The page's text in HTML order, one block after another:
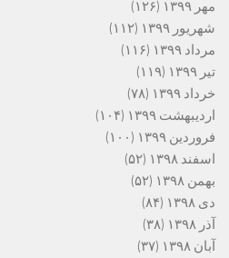
مهر ۱۳۹۹
(۱۲۶)
شهریور ۱۳۹۹
(۱۱۲)
مرداد ۱۳۹۹
(۱۱۶)
تیر ۱۳۹۹
(۱۱۹)
خرداد ۱۳۹۹
(۷۸)
اردیبهشت ۱۳۹۹
(۱۰۴)
فروردین ۱۳۹۹
(۱۰۰)
اسفند ۱۳۹۸
(۵۲)
بهمن ۱۳۹۸
(۵۲)
دی ۱۳۹۸
(۸۴)
آذر ۱۳۹۸
(۳۸)
آبان ۱۳۹۸
(۳۷)